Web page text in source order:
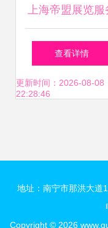
上海帝盟展览服
专业会展解决方
与全国展会动态
查看详情
更新时间：2026-08-08
22:28:46
地址：南宁市那洪大道
Copyright © 2026